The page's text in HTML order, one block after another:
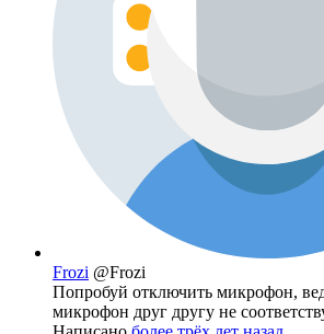
Frozi @Frozi
Попробуй отключить микрофон,
микрофон друг другу не